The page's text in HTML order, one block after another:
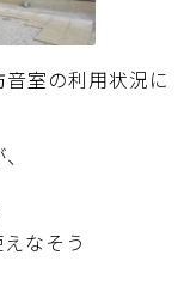
室の利用状況に
なそう